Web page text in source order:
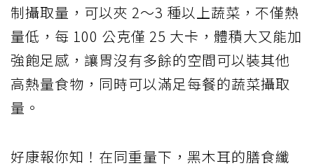
制攝取量，可以夾 2～3 種以上蔬菜，不僅熱
量低，每 100 公克僅 25 大卡，體積大又能加
強飽足感，讓胃沒有多餘的空間可以裝其他
高熱量食物，同時可以滿足每餐的蔬菜攝取
量。
好康報你知！在同重量下，黑木耳的膳食纖